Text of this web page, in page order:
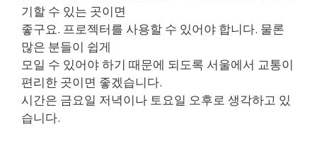
기할 수 있는 곳이면
좋구요. 프로젝터를 사용할 수 있어야 합니다. 물론
많은 분들이 쉽게
모일 수 있어야 하기 때문에 되도록 서울에서 교통이
편리한 곳이면 좋겠습니다.
시간은 금요일 저녁이나 토요일 오후로 생각하고 있
습니다.